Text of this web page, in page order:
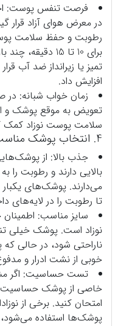
فرصت تنفس پوست:
در معرض هوای آزاد قرار
رطوبت و حفظ سلامت
برای 10 تا 15
تمیز یا زیرانداز ضد آب
افزایش داد.
زمان خواب شبانه: در
تعویض به موقع پوشک و
سلامت پوست نوزاد کمک
4. انتخاب پوشک مناسب:
جذب بالا: از
بالایی دارند و رطوبت
می‌دارند. پوشک‌های
تا رطوبت را در لایه‌های
سایز مناسب:
نوزاد است. پوشک خیلی
ناراحتی شود، در حالی
خوبی از نشت ادرار و
تست حساسیت: اگر
خاصی از پوشک حساسیت
امتحان کنید. برخی از
پوشک‌ها استفاده